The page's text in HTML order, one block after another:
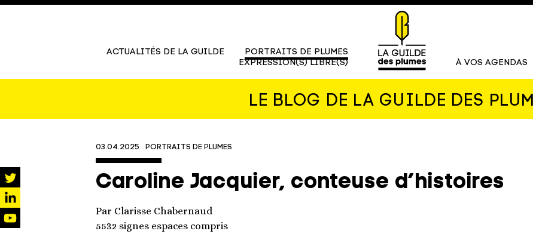
ACTUALITÉS DE LA GUILDE
PORTRAITS DE PLUMES
EXPRESSION(S) LIBRE(S)
À VOS AGENDAS
LE BLOG DE LA GUILDE DES
03.04.2025 PORTRAITS DE PLUMES
Caroline Jacquier, conteuse d’histoires
Par Clarisse Chabernaud
5532 signes espaces compris
twitter
linkedin